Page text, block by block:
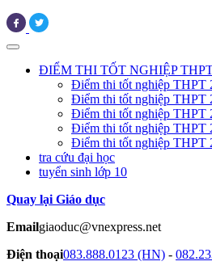
ĐIỂM THI TỐT NGHIỆP
Điểm thi tốt nghiệp THPT
Điểm thi tốt nghiệp THPT
Điểm thi tốt nghiệp THPT
Điểm thi tốt nghiệp THPT
Điểm thi tốt nghiệp THPT
tra cứu đại học
tuyển sinh lớp 10
Quay lại Giáo dục
Emailgiaoduc@vnexpress.net
Điện thoại083.888.0123 (HN) -